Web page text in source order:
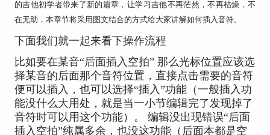
的吉他初学者带来了新的篇章，让学习吉他不再茫然，不再枯燥，不
在无助，本章节将采用图文结合的方式给大家讲解如何插入音符。
下面我们就一起来看下操作流程
比如要在某音“后面插入空拍” 那么光标位置应该选
择某音的后面那个音符位置，直接点击需要的音符
便可以插入，也可以选择“插入”功能（一般插入功
能没什么大用处，就是当一小节编辑完了发现掉了
音符时可以用这个功能）。 编辑没出现错误“后面
插入空拍”纯属多余，也没这功能（后面本都是空